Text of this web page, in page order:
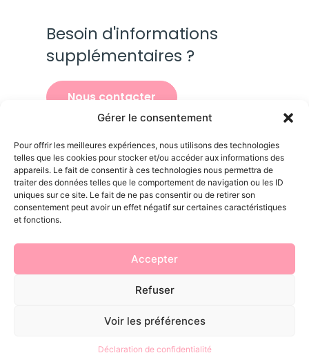
Gérer le consentement
Pour offrir les meilleures expériences, nous utilisons des technologies
telles que les cookies pour stocker et/ou accéder aux informations des
appareils. Le fait de consentir à ces technologies nous permettra de
traiter des données telles que le comportement de navigation ou les ID
uniques sur ce site. Le fait de ne pas consentir ou de retirer son
consentement peut avoir un effet négatif sur certaines caractéristiques
et fonctions.
Accepter
Refuser
Voir les préférences
Déclaration de confidentialité
Besoin d'informations
supplémentaires ?
Nous contacter
HORAIRES D'OUVERTURE :
Professionnels uniquement
Mercredi 08h00 – 16h00
Vendredi 08h00 – 16h00